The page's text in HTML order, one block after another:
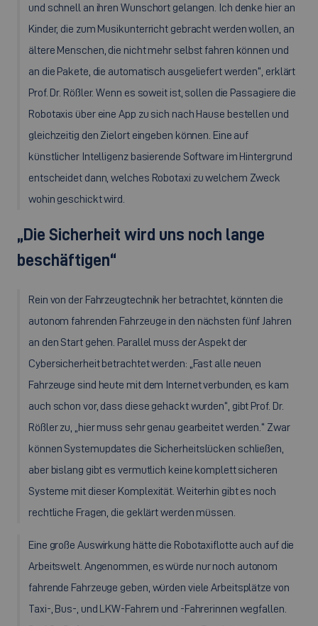
und schnell an ihren Wunschort gelangen. Ich denke hier an
Kinder, die zum Musikunterricht gebracht werden wollen, an
ältere Menschen, die nicht mehr selbst fahren können und
an die Pakete, die automatisch ausgeliefert werden“, erklärt
Prof. Dr. Rößler. Wenn es soweit ist, sollen die Passagiere die
Robotaxis über eine App zu sich nach Hause bestellen und
gleichzeitig den Zielort eingeben können. Eine auf
künstlicher Intelligenz basierende Software im Hintergrund
entscheidet dann, welches Robotaxi zu welchem Zweck
wohin geschickt wird.
„Die Sicherheit wird uns noch lange
beschäftigen“
Rein von der Fahrzeugtechnik her betrachtet, könnten die
autonom fahrenden Fahrzeuge in den nächsten fünf Jahren
an den Start gehen. Parallel muss der Aspekt der
Cybersicherheit betrachtet werden: „Fast alle neuen
Fahrzeuge sind heute mit dem Internet verbunden, es kam
auch schon vor, dass diese gehackt wurden“, gibt Prof. Dr.
Rößler zu, „hier muss sehr genau gearbeitet werden.“ Zwar
können Systemupdates die Sicherheitslücken schließen,
aber bislang gibt es vermutlich keine komplett sicheren
Systeme mit dieser Komplexität. Weiterhin gibt es noch
rechtliche Fragen, die geklärt werden müssen.
Eine große Auswirkung hätte die Robotaxiflotte auch auf die
Arbeitswelt. Angenommen, es würde nur noch autonom
fahrende Fahrzeuge geben, würden viele Arbeitsplätze von
Taxi-, Bus-, und LKW-Fahrern und -Fahrerinnen wegfallen.